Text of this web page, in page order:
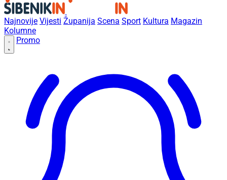
Najnovije Vijesti Županija Scena Sport Kultura Magazin
Kolumne
Promo